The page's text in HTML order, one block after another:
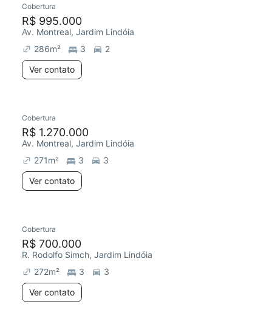
Redecorar
Cobertura
R$ 995.000
Av. Montreal, Jardim Lindóia
286m² 3
2
Ver contato
Redecorar
Cobertura
R$ 1.270.000
Av. Montreal, Jardim Lindóia
271m² 3
3
Ver contato
Chegou este mês
Cobertura
R$ 700.000
R. Rodolfo Simch, Jardim Lindóia
272m² 3
3
Ver contato